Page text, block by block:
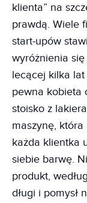
klienta” na
prawdą. Wiele
start-upów
wyróżnienia się
lecącej kilka lat
pewna kobieta
stoisko z
maszynę,
każda klientka
siebie barwę.
produkt,
długi i pomysł